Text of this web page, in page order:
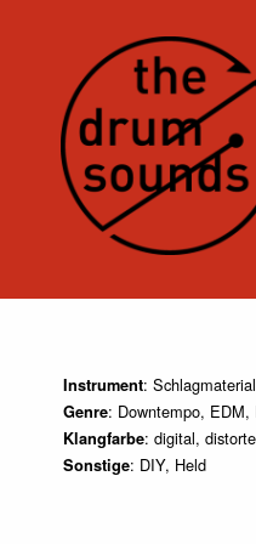
Instrument: Schlagmaterial
Genre: Downtempo, EDM,
Klangfarbe: digital,
Sonstige: DIY, Held